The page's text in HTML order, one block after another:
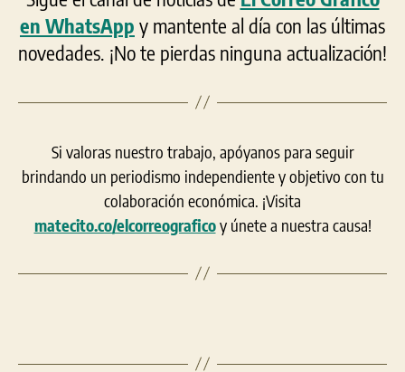
en WhatsApp y mantente al día con las últimas
novedades. ¡No te pierdas ninguna actualización!
Si valoras nuestro trabajo, apóyanos para seguir
brindando un periodismo independiente y objetivo con tu
colaboración económica. ¡Visita
matecito.co/elcorreograficoy únete a nuestra causa!